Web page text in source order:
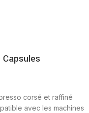
corsé et raffiné
avec les machines